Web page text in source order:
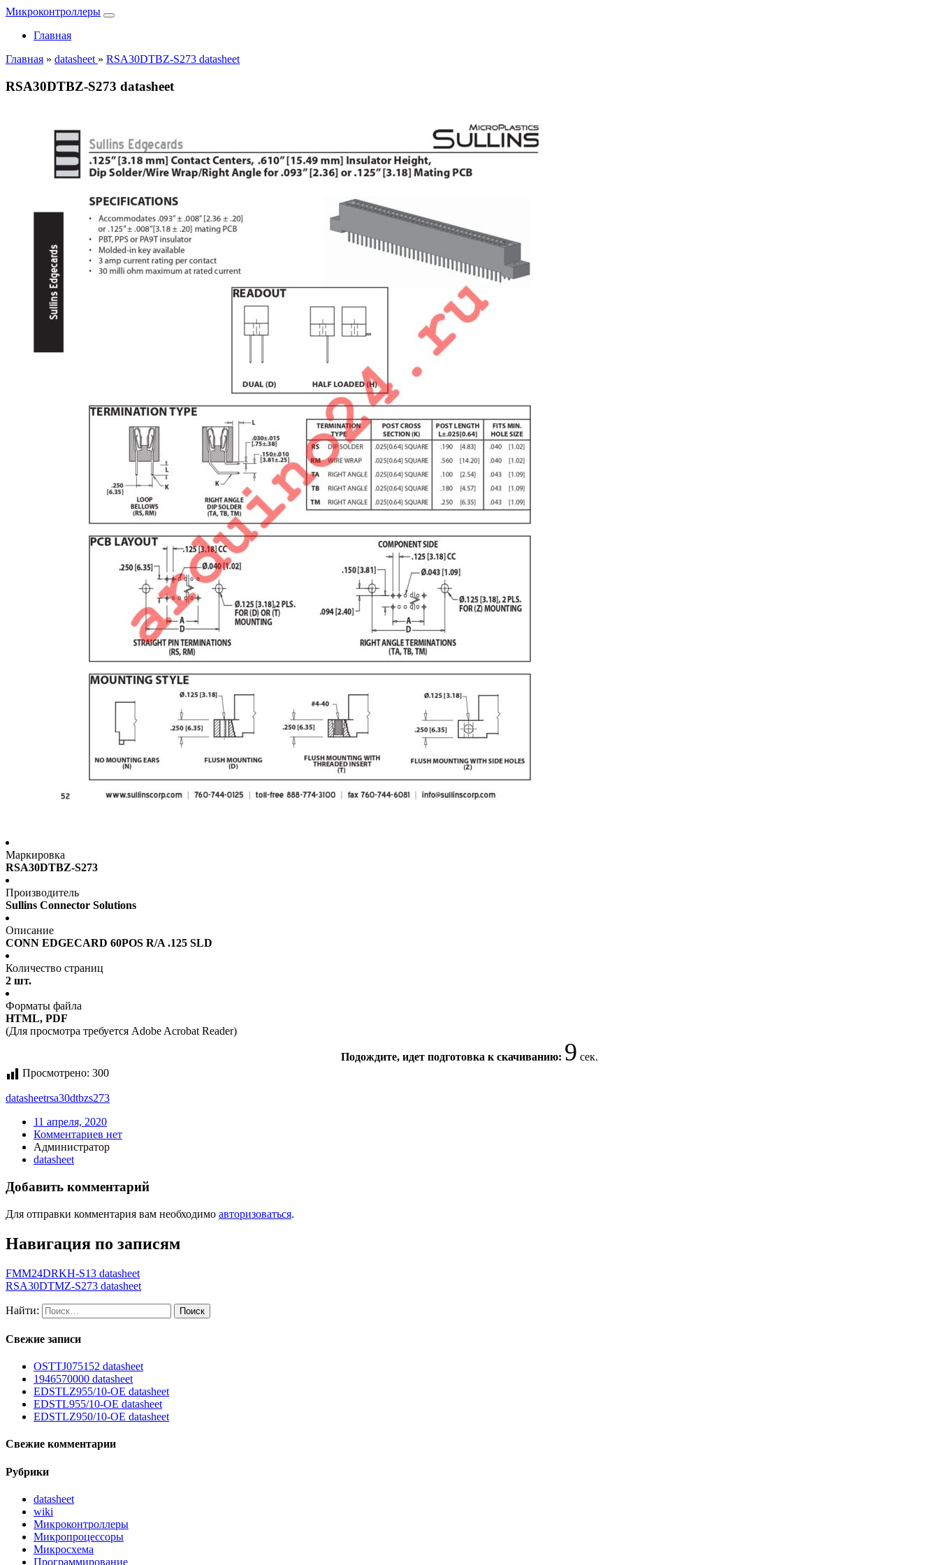
Микроконтроллеры
Главная
Главная » datasheet » RSA30DTBZ-S273 datasheet
RSA30DTBZ-S273 datasheet
Маркировка
RSA30DTBZ-S273
Производитель
Sullins Connector Solutions
Описание
CONN EDGECARD 60POS R/A .125 SLD
Количество страниц
2 шт.
Форматы файла
HTML, PDF
(Для просмотра требуется Adobe Acrobat Reader)
Подождите, идет подготовка к скачиванию: 9 сек.
Просмотрено: 300
datasheetrsa30dtbzs273
11 апреля, 2020
Комментариев нет
Администратор
datasheet
Добавить комментарий
Для отправки комментария вам необходимо авторизоваться.
Навигация по записям
FMM24DRKH-S13 datasheet
RSA30DTMZ-S273 datasheet
Найти:
Свежие записи
OSTTJ075152 datasheet
1946570000 datasheet
EDSTLZ955/10-OE datasheet
EDSTL955/10-OE datasheet
EDSTLZ950/10-OE datasheet
Свежие комментарии
Рубрики
datasheet
wiki
Микроконтроллеры
Микропроцессоры
Микросхема
Программирование